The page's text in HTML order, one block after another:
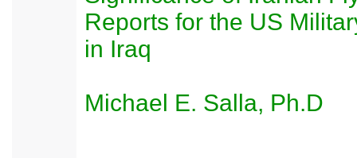
Reports for the US
in Iraq
Michael E. Salla, Ph.D